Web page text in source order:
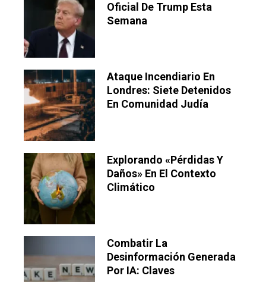
Oficial De Trump Esta
Semana
Ataque Incendiario En
Londres: Siete Detenidos
En Comunidad Judía
Explorando «pérdidas Y
Daños» En El Contexto
Climático
Combatir La
Desinformación Generada
Por IA: Claves